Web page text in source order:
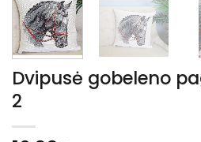
Dvipusė gobeleno
2